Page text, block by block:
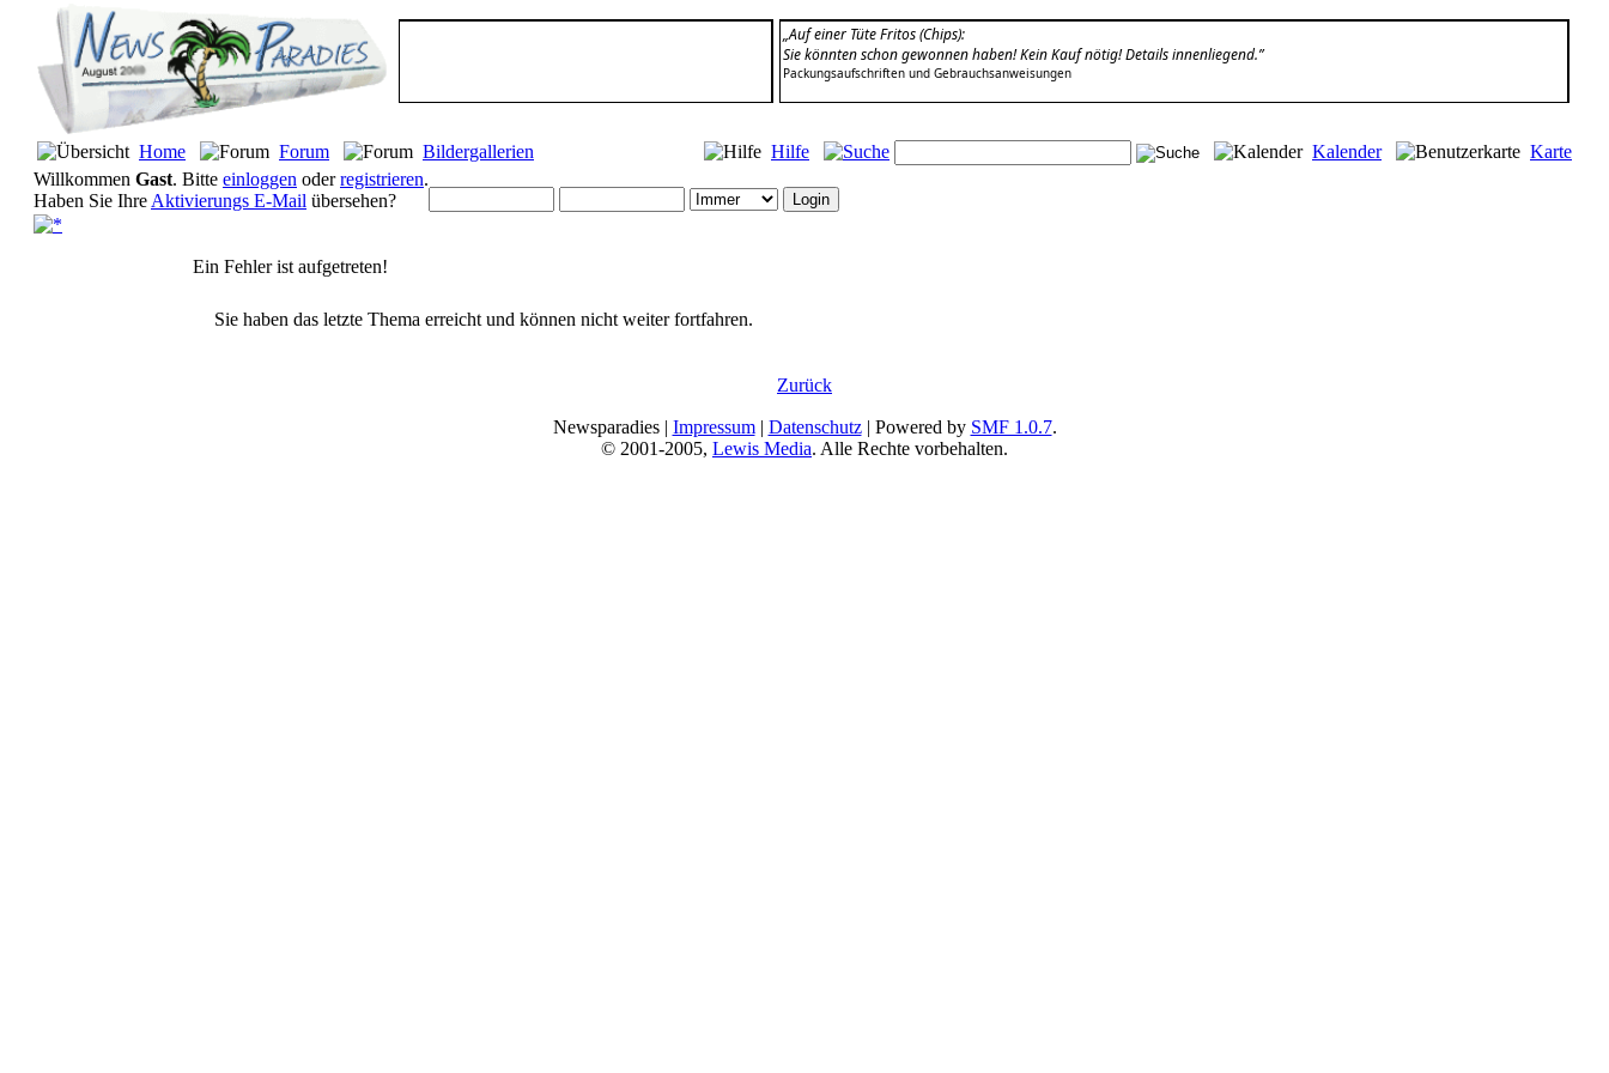
„Auf einer Tüte Fritos (Chips):
Sie könnten schon gewonnen haben! Kein Kauf nötig! Details innenliegend.”
Packungsaufschriften und Gebrauchsanweisungen
Home Forum Bildergallerien Hilfe Kalender
Karte
Willkommen Gast. Bitte einloggen oderregistrieren.
Haben Sie Ihre Aktivierungs E-Mail übersehen?
Ein Fehler ist aufgetreten!
Sie haben das letzte Thema erreicht und können nicht weiter fortfahren.
Zurück
Newsparadies | Impressum| Datenschutz| Powered by SMF 1.0.7.
© 2001-2005, Lewis Media. Alle Rechte vorbehalten.